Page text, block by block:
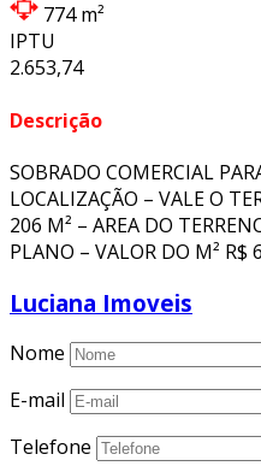
774m²
IPTU
2.653,74
Descrição
SOBRADO COMERCIAL
LOCALIZAÇÃO – VALE O
206 M² – AREA DO
PLANO – VALOR DO M² R$
Luciana Imoveis
Nome
E-mail
Telefone